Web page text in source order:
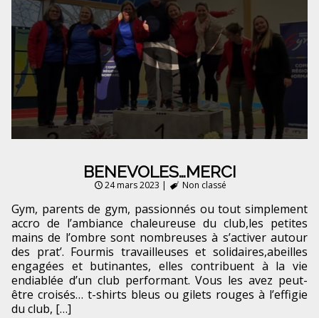
BENEVOLES…MERCI
24 mars 2023 | Non classé
Gym, parents de gym, passionnés ou tout simplement
accro de l’ambiance chaleureuse du club,les petites
mains de l’ombre sont nombreuses à s’activer autour
des prat’. Fourmis travailleuses et solidaires,abeilles
engagées et butinantes, elles contribuent à la vie
endiablée d’un club performant. Vous les avez peut-
être croisés… t-shirts bleus ou gilets rouges à l’effigie
du club, […]